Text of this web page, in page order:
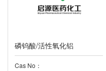
磷钨酸/活性氧化铝
Cas No：